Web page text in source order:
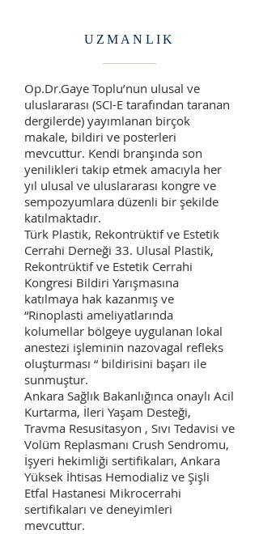
UZMANLIK
Op.Dr.Gaye Toplu’nun ulusal ve
uluslararası (SCI-E tarafından taranan
dergilerde) yayımlanan birçok
makale, bildiri ve posterleri
mevcuttur. Kendi branşında son
yenilikleri takip etmek amacıyla her
yıl ulusal ve uluslararası kongre ve
sempozyumlara düzenli bir şekilde
katılmaktadır.
Türk Plastik, Rekontrüktif ve Estetik
Cerrahi Derneği 33. Ulusal Plastik,
Rekontrüktif ve Estetik Cerrahi
Kongresi Bildiri Yarışmasına
katılmaya hak kazanmış ve
“Rinoplasti ameliyatlarında
kolumellar bölgeye uygulanan lokal
anestezi işleminin nazovagal refleks
oluşturması “ bildirisini başarı ile
sunmuştur.
Ankara Sağlık Bakanlığınca onaylı Acil
Kurtarma, İleri Yaşam Desteği,
Travma Resusitasyon , Sıvı Tedavisi ve
Volüm Replasmanı Crush Sendromu,
İşyeri hekimliği sertifikaları, Ankara
Yüksek İhtisas Hemodializ ve Şişli
Etfal Hastanesi Mikrocerrahi
sertifikaları ve deneyimleri
mevcuttur.